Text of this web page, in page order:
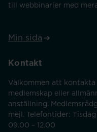
till webbinarier med
Min sida
Kontakt
Välkommen att
medlemskap eller
anställning.
mejl. Telefontider:
09.00 – 12.00